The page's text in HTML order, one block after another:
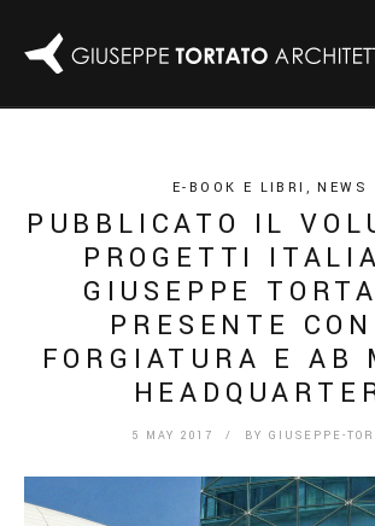
E-BOOK E LIBRI ,NEWS
PUBBLICATO IL
PROGETTI
GIUSEPPE
PRESENTE
FORGIATURA E AB
5 MAY 2017 / BY GIUSEPPE-